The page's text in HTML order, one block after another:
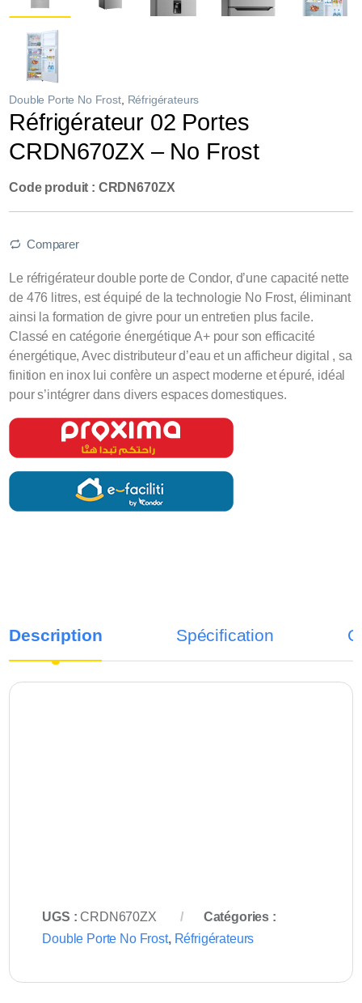
Double Porte No Frost, Réfrigérateurs
Réfrigérateur 02 Portes
CRDN670ZX – No Frost
Code produit : CRDN670ZX
Comparer
Le réfrigérateur double porte de Condor, d’une capacité nette
de 476 litres, est équipé de la technologie No Frost, éliminant
ainsi la formation de givre pour un entretien plus facile.
Classé en catégorie énergétique A+ pour son efficacité
énergétique, Avec distributeur d’eau et un afficheur digital , sa
finition en inox lui confère un aspect moderne et épuré, idéal
pour s’intégrer dans divers espaces domestiques.
Description Spécification
UGS :CRDN670ZX
Catégories :
Double Porte No Frost, Réfrigérateurs